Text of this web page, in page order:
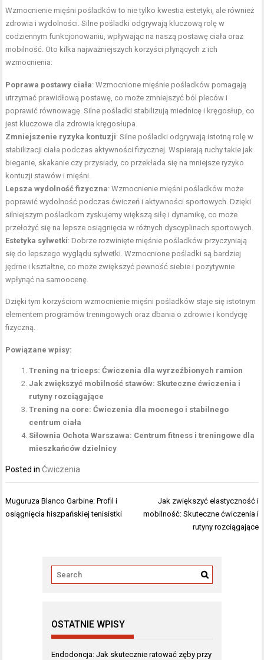
Wzmocnienie mięśni pośladków to nie tylko kwestia estetyki, ale również
zdrowia i wydolności. Silne pośladki odgrywają kluczową rolę w
codziennym funkcjonowaniu, wpływając na naszą postawę ciała oraz
mobilność. Oto kilka najważniejszych korzyści płynących z ich
wzmocnienia:
Poprawa postawy ciała: Wzmocnione mięśnie pośladków pomagają
utrzymać prawidłową postawę, co może zmniejszyć ból pleców i
poprawić równowagę. Silne pośladki stabilizują miednicę i kręgosłup, co
jest kluczowe dla zdrowia kręgosłupa.
Zmniejszenie ryzyka kontuzji: Silne pośladki odgrywają istotną rolę w
stabilizacji ciała podczas aktywności fizycznej. Wspierają ruchy takie jak
bieganie, skakanie czy przysiady, co przekłada się na mniejsze ryzyko
kontuzji stawów i mięśni.
Lepsza wydolność fizyczna: Wzmocnienie mięśni pośladków może
poprawić wydolność podczas ćwiczeń i aktywności sportowych. Dzięki
silniejszym pośladkom zyskujemy większą siłę i dynamikę, co może
przełożyć się na lepsze osiągnięcia w różnych dyscyplinach sportowych.
Estetyka sylwetki: Dobrze rozwinięte mięśnie pośladków przyczyniają
się do lepszego wyglądu sylwetki. Wzmocnione pośladki są bardziej
jędrne i kształtne, co może zwiększyć pewność siebie i pozytywnie
wpłynąć na samoocenę.
Dzięki tym korzyściom wzmocnienie mięśni pośladków staje się istotnym
elementem programów treningowych oraz dbania o zdrowie i kondycję
fizyczną.
Powiązane wpisy:
Trening na triceps: Ćwiczenia dla wyrzeźbionych ramion
Jak zwiększyć mobilność stawów: Skuteczne ćwiczenia i
rutyny rozciągające
Trening na core: Ćwiczenia dla mocnego i stabilnego
centrum ciała
Siłownia Ochota Warszawa: Centrum fitness i treningowe dla
mieszkańców dzielnicy
Posted in Ćwiczenia
Nawigacja
wpisu
Muguruza Blanco Garbine: Profil i
osiągnięcia hiszpańskiej tenisistki
Jak zwiększyć elastyczność i
mobilność: Skuteczne ćwiczenia i
rutyny rozciągające
OSTATNIE WPISY
Endodoncja: Jak skutecznie ratować zęby przy